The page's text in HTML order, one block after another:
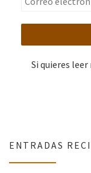
Si quieres
ENTRADAS